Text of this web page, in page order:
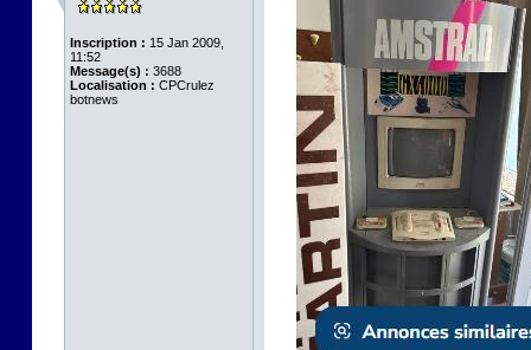
Inscription : 15 Jan 2009,
11:52
Message(s) : 3688
Localisation : CPCrulez
botnews